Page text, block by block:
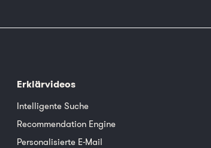
Erklärvideos
Intelligente Suche
Recommendation Engine
Personalisierte E-Mail